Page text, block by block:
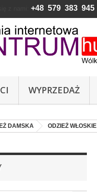
+48 579 383 945
WYPRZEDAŻ
DAMSKA ODZIEŻ WŁOSKIE